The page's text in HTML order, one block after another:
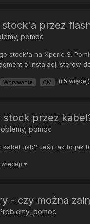
przez
pomoc
stock'a na Xperie S.
o instalacji sterów
Wgrywanie CM (i 5 więcej)
stock przez
pomoc
usb? Jeśli tak to jak
więcej)
- czy można
pomoc